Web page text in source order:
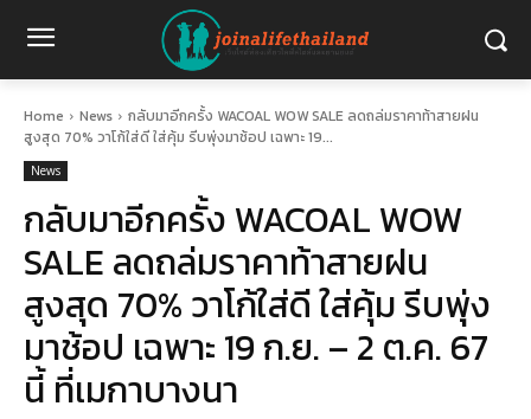
Home News
กลับมาอีกครั้ง WACOAL WOW SALE ลดถล่มราคาท้าสายฝน
สูงสุด 70% วาโก้ใส่ดี ใส่คุ้ม รีบพุ่งมาช้อป เฉพาะ 19...
News
กลับมาอีกครั้ง WACOAL WOW
SALE ลดถล่มราคาท้าสายฝน
สูงสุด 70% วาโก้ใส่ดี ใส่คุ้ม รีบพุ่ง
มาช้อป เฉพาะ 19 ก.ย. – 2 ต.ค. 67
นี้ ที่เมกาบางนา